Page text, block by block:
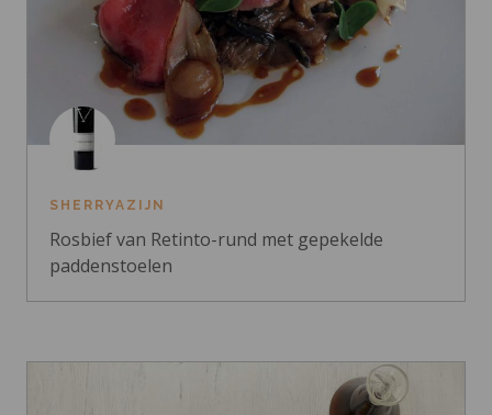
SHERRYAZIJN
Rosbief van Retinto-rund met gepekelde
paddenstoelen